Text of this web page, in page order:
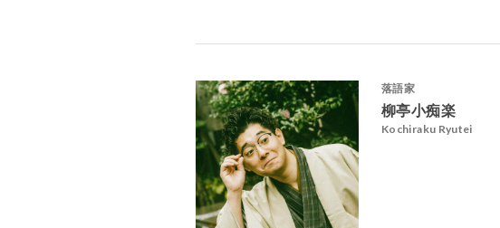
落語家
柳亭小痴楽
Kochiraku Ryutei